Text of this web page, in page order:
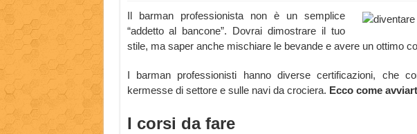
Il barman professionista non è un semplice
“addetto al bancone”. Dovrai dimostrare il tuo
stile, ma saper anche mischiare le bevande e avere un ottimo
I barman professionisti hanno diverse certificazioni, che
kermesse di settore e sulle navi da crociera. Ecco come
I corsi da fare